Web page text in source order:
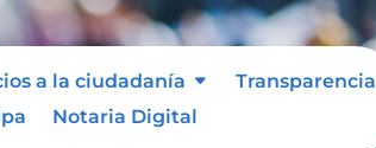
a la ciudadanía
Transparencia
Notaria Digital